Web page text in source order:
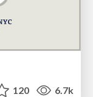
120 6.7k